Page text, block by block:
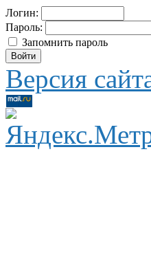
Логин:
Пароль:
Запомнить пароль
Версия